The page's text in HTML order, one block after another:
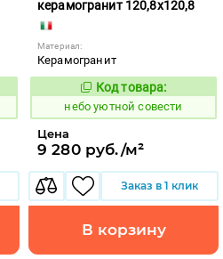
керамогранит 120,8x120,8
Материал:
Керамогранит
1123148
Код товара:
небо уютной совести
Цена
9 280 руб./м²
Заказ в 1 клик
В корзину